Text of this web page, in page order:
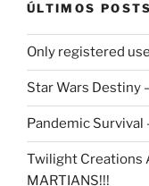
ÚLTIMOS POSTS
Only registered
Star Wars Destiny
Pandemic Survival
Twilight Creations
MARTIANS!!!